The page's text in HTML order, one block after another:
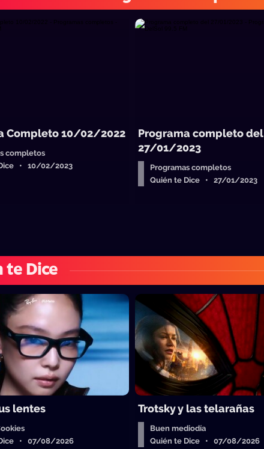
Completo 10/02/2022
completos
• 10/02/2023
Programa completo del
27/01/2023
Programas completos
Quién te Dice • 27/01/2023
te Dice
lentes
• 07/08/2026
Trotsky y las telarañas
Buen mediodía
Quién te Dice • 07/08/2026